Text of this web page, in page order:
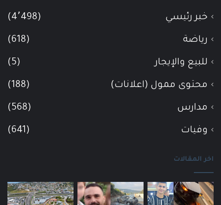
خبر رئيسي (4٬498)
رياضة (618)
للبيع والإيجار (5)
محتوى ممول (اعلانات) (188)
مدارس (568)
وفيات (641)
اخر المقالات